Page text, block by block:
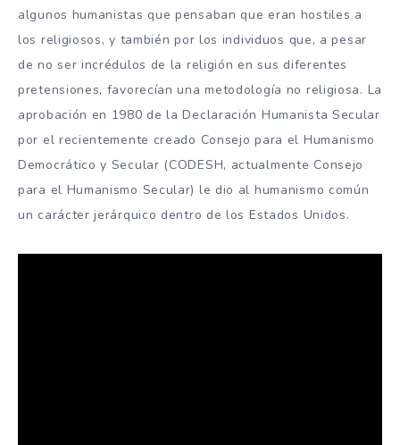
algunos humanistas que pensaban que eran hostiles a
los religiosos, y también por los individuos que, a pesar
de no ser incrédulos de la religión en sus diferentes
pretensiones, favorecían una metodología no religiosa. La
aprobación en 1980 de la Declaración Humanista Secular
por el recientemente creado Consejo para el Humanismo
Democrático y Secular (CODESH, actualmente Consejo
para el Humanismo Secular) le dio al humanismo común
un carácter jerárquico dentro de los Estados Unidos.